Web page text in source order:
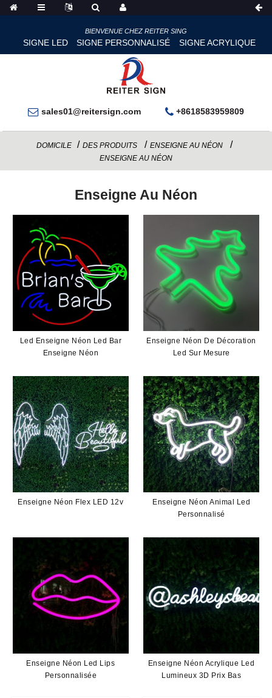
BIENVENUE CHEZ REITER SING
SIGNE LED SIGNE PERSONNALISÉ SIGNE ACRYLIQUE
sales01@reitersign.com +8618583959809
DOMICILE DES PRODUITS
ENSEIGNE AU NÉON
ENSEIGNE AU NÉON
Enseigne Au Néon
Led Enseigne Néon Led Bar
Enseigne Néon
Enseigne Néon De Décoration
Led Sur Mesure
Enseigne Néon Flex LED 12v
Enseigne Néon Animal Led
Personnalisé
Enseigne Néon Led Lips
Personnalisée
Enseigne Néon Acrylique Led
Lumineux 3D Prix Bas